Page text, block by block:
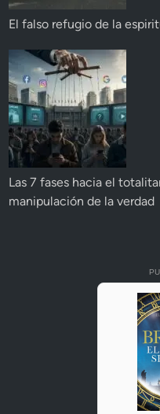
El falso refugio de la
Las 7 fases hacia el
manipulación de la verdad